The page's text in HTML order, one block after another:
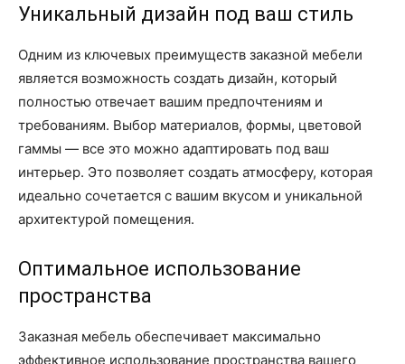
Уникальный дизайн под ваш стиль
Одним из ключевых преимуществ заказной мебели
является возможность создать дизайн, который
полностью отвечает вашим предпочтениям и
требованиям. Выбор материалов, формы, цветовой
гаммы — все это можно адаптировать под ваш
интерьер. Это позволяет создать атмосферу, которая
идеально сочетается с вашим вкусом и уникальной
архитектурой помещения.
Оптимальное использование
пространства
Заказная мебель обеспечивает максимально
эффективное использование пространства вашего